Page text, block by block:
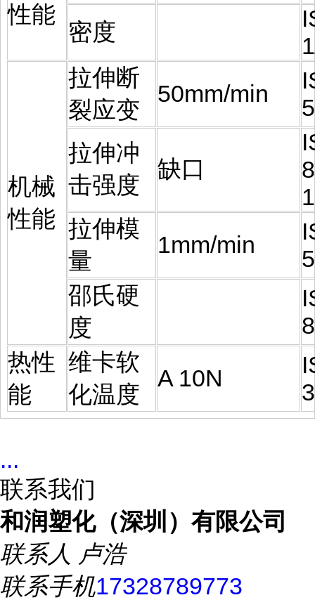
性能
密度
机械
性能
拉伸断
裂应变
50mm/min
拉伸冲
击强度
缺口
1
拉伸模
量
1mm/min
邵氏硬
度
热性
能
维卡软
化温度
A 10N
...
联系我们
和润塑化（深圳）有限公司
联系人 卢浩
联系手机17328789773